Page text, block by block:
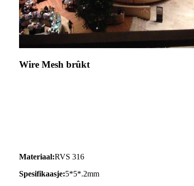
Wire Mesh brûkt
Materiaal:RVS 316
Spesifikaasje:5*5*.2mm